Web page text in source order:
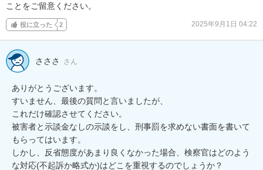
ことをご留意ください。
役に立った 2 2025年9月1日 04:22
さささ さん
ありがとうございます。
すいません、最後の質問と言いましたが、
これだけ確認させてください。
被害者と示談金なしの示談をし、刑事罰を求めない書面を書いて
もらってはいます。
しかし、反省態度があまり良くなかった場合、検察官はどのよう
な対応(不起訴か略式か)はどこを重視するのでしょうか？